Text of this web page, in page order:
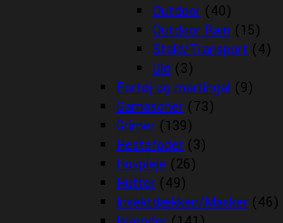
Outdoor (40)
Outdoor Rain (15)
Stald/Transport (4)
Uld (3)
Fortøj og martingal (9)
Gamascher (73)
Grimer (139)
Hestefoder (3)
Hovpleje (26)
Hutter (49)
Insektdækken/Masker (46)